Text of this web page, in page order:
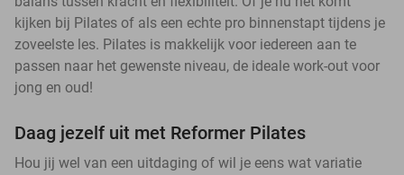
kijken bij Pilates of als een echte pro binnenstapt tijdens je
zoveelste les. Pilates is makkelijk voor iedereen aan te
passen naar het gewenste niveau, de ideale work-out voor
jong en oud!
Daag jezelf uit met Reformer Pilates
Hou jij wel van een uitdaging of wil je eens wat variatie